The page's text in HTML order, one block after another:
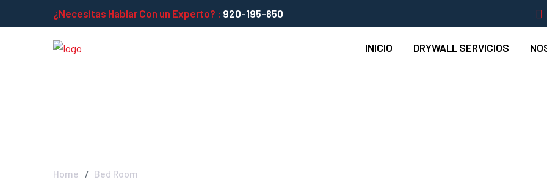
¿Necesitas Hablar Con un Experto? : 920-195-850
INICIO DRYWALL SERVICIOS
Home Bed Room